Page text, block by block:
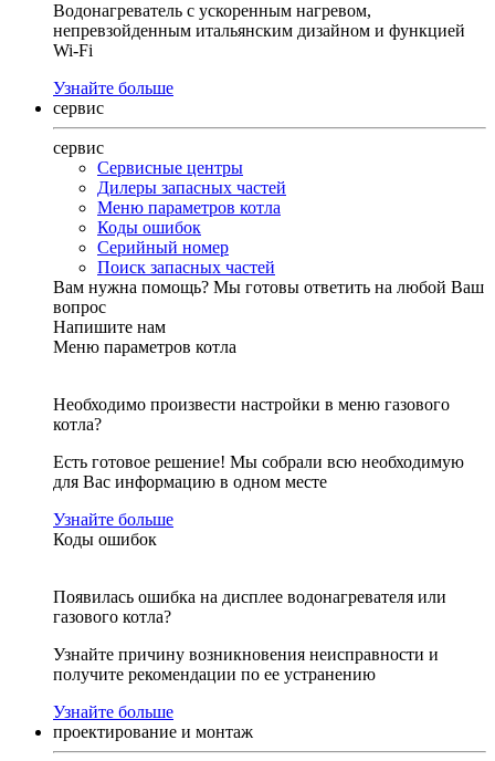
Водонагреватель с ускоренным нагревом,
непревзойденным итальянским дизайном и функцией
Wi-Fi
Узнайте больше
сервис
сервис
Сервисные центры
Дилеры запасных частей
Меню параметров котла
Коды ошибок
Серийный номер
Поиск запасных частей
Вам нужна помощь? Мы готовы ответить на любой Ваш
вопрос
Напишите нам
Меню параметров котла
Необходимо произвести настройки в меню газового
котла?
Есть готовое решение! Мы собрали всю необходимую
для Вас информацию в одном месте
Узнайте больше
Коды ошибок
Появилась ошибка на дисплее водонагревателя или
газового котла?
Узнайте причину возникновения неисправности и
получите рекомендации по ее устранению
Узнайте больше
проектирование и монтаж